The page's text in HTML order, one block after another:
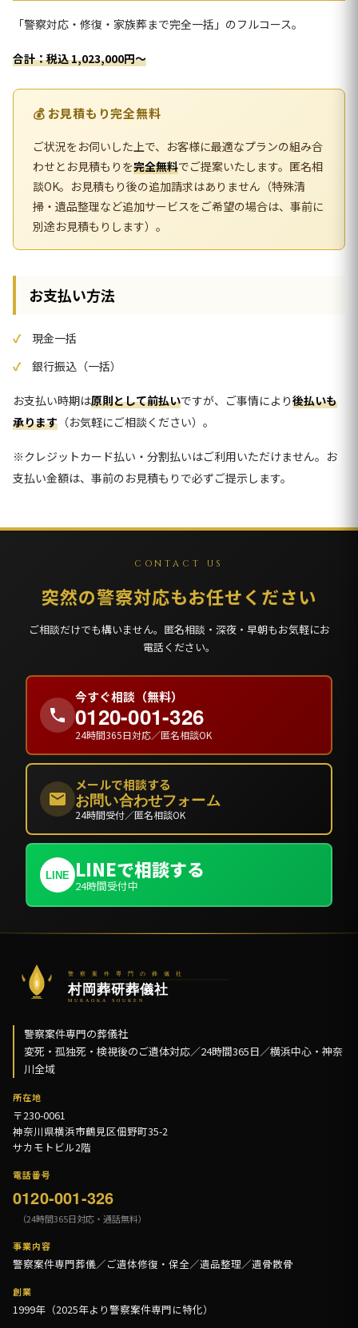
「警察対応・修復・家族葬まで完全一括」のフルコース。
合計：税込 1,023,000円〜
💰 お見積もり完全無料
ご状況をお伺いした上で、お客様に最適なプランの組み合
わせとお見積もりを完全無料でご提案いたします。匿名相
談OK。お見積もり後の追加請求はありません（特殊清
掃・遺品整理など追加サービスをご希望の場合は、事前に
別途お見積もりします）。
お支払い方法
現金一括
銀行振込（一括）
お支払い時期は原則として前払いですが、ご事情により後払いも
承ります （お気軽にご相談ください）。
※クレジットカード払い・分割払いはご利用いただけません。お
支払い金額は、事前のお見積もりで必ずご提示します。
CONTACT US
突然の警察対応もお任せください
ご相談だけでも構いません。匿名相談・深夜・早朝もお気軽にお
電話ください。
今すぐ相談（無料）
0120-001-326
24時間365日対応／匿名相談OK
メールで相談する
お問い合わせフォーム
24時間受付／匿名相談OK
LINE LINEで相談する
24時間受付中
警察案件専門の葬儀社
変死・孤独死・検視後のご遺体対応／24時間365日／横浜中心・神奈
川全域
所在地
〒230-0061
神奈川県横浜市鶴見区佃野町35-2
サカモトビル2階
電話番号
0120-001-326
（24時間365日対応・通話無料）
事業内容
警察案件専門葬儀／ご遺体修復・保全／遺品整理／遺骨散骨
創業
1999年（2025年より警察案件専門に特化）